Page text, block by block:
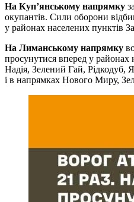
На Куп’янському напрямку
окупантів. Сили оборони
у районах населених пунктів
На Лиманському напрямку
просунутися вперед у районах
Надія, Зелений Гай, Рідкодуб,
і в напрямках Нового Миру,